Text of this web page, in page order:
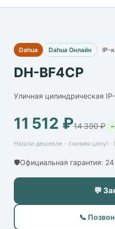
Dahua Dahua Онлайн IP-
DH-BF4CP
Уличная цилиндрическая
11 512 ₽14 390 ₽
Нашли дешевле - снизим цену! ·
🛡️Официальная гарантия:
💬
📞